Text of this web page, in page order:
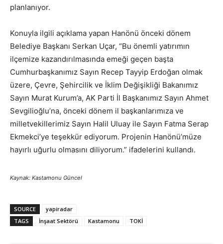
planlanıyor.
Konuyla ilgili açıklama yapan Hanönü önceki dönem
Belediye Başkanı Serkan Uçar, “Bu önemli yatırımın
ilçemize kazandırılmasında emeği geçen başta
Cumhurbaşkanımız Sayın Recep Tayyip Erdoğan olmak
üzere, Çevre, Şehircilik ve İklim Değişikliği Bakanımız
Sayın Murat Kurum’a, AK Parti İl Başkanımız Sayın Ahmet
Sevgilioğlu’na, önceki dönem il başkanlarımıza ve
milletvekillerimiz Sayın Halil Uluay ile Sayın Fatma Serap
Ekmekci’ye teşekkür ediyorum. Projenin Hanönü’müze
hayırlı uğurlu olmasını diliyorum.” ifadelerini kullandı.
Kaynak: Kastamonu Güncel
SOURCE
yapiradar
TAGS
İnşaat Sektörü Kastamonu TOKİ